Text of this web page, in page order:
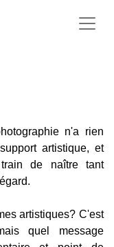
n'a rien
artistique, et
de naître tant
artistiques? C'est
quel message